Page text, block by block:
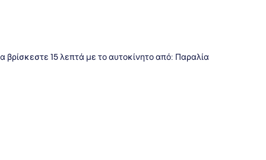
15 λεπτά με το αυτοκίνητο από: Παραλία